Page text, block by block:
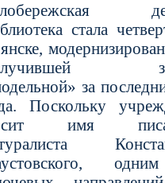
стала
за
Поскольку
имя